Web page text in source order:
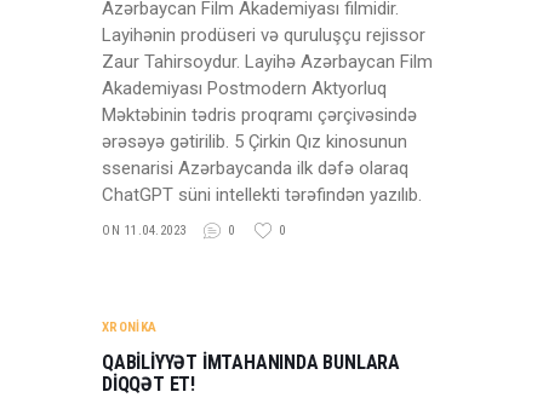
Azərbaycan Film Akademiyası filmidir.
Layihənin prodüseri və quruluşçu rejissor
Zaur Tahirsoydur. Layihə Azərbaycan Film
Akademiyası Postmodern Aktyorluq
Məktəbinin tədris proqramı çərçivəsində
ərəsəyə gətirilib. 5 Çirkin Qız kinosunun
ssenarisi Azərbaycanda ilk dəfə olaraq
ChatGPT süni intellekti tərəfindən yazılıb.
ON 11.04.2023 0 0
XRONİKA
QABİLİYYƏT İMTAHANINDA BUNLARA
DİQQƏT ET!